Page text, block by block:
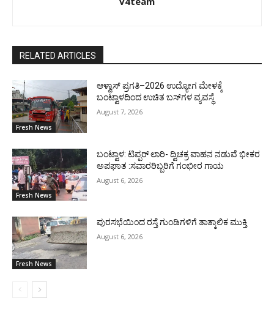
RELATED ARTICLES
Fresh News
ಆಳ್ವಾಸ್ ಪ್ರಗತಿ–2026 ಉದ್ಯೋಗ ಮೇಳಕ್ಕೆ
ಬಂಟ್ವಾಳದಿಂದ ಉಚಿತ ಬಸ್‌ಗಳ ವ್ಯವಸ್ಥೆ
August 7, 2026
Fresh News
ಬಂಟ್ವಾಳ: ಟಿಪ್ಪರ್ ಲಾರಿ- ದ್ವಿಚಕ್ರ ವಾಹನ ನಡುವೆ ಭೀಕರ
ಅಪಘಾತ :ಸವಾರರಿಬ್ಬರಿಗೆ ಗಂಭೀರ ಗಾಯ
August 6, 2026
Fresh News
ಪುರಸಭೆಯಿಂದ ರಸ್ತೆ ಗುಂಡಿಗಳಿಗೆ ತಾತ್ಕಾಲಿಕ ಮುಕ್ತಿ
August 6, 2026